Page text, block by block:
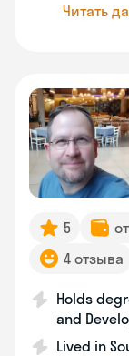
Читать
5
4 отзыва
Holds
and
Lived in